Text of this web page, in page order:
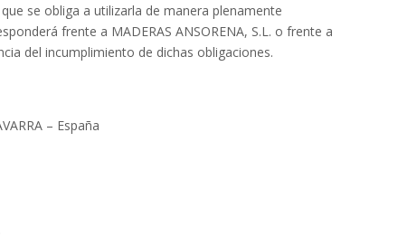
se obliga a utilizarla de manera plenamente
frente a MADERAS ANSORENA, S.L. o frente a
del incumplimiento de dichas obligaciones.
– España